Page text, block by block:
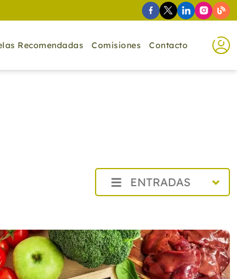
Recomendadas Comisiones Contacto
ENTRADAS
2025
2024
2023